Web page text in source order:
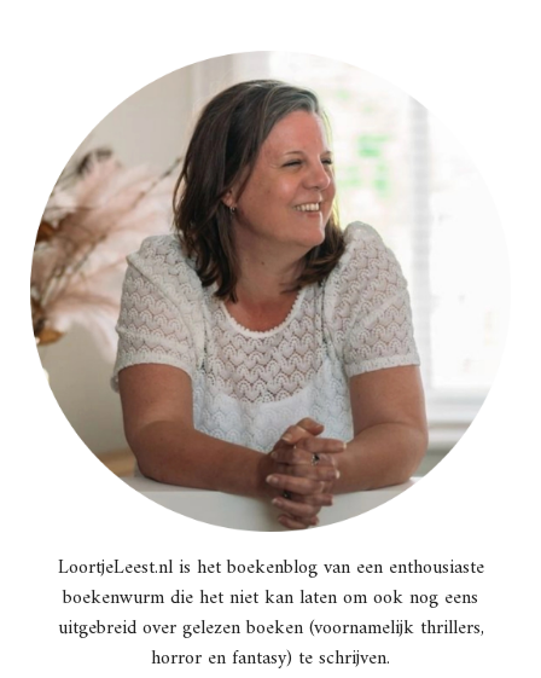
LoortjeLeest.nl is het boekenblog van een enthousiaste
boekenwurm die het niet kan laten om ook nog eens
uitgebreid over gelezen boeken (voornamelijk thrillers,
horror en fantasy) te schrijven.